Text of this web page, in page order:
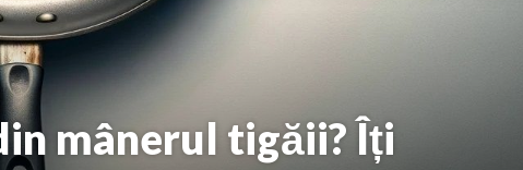
mânerul tigăii? Îți